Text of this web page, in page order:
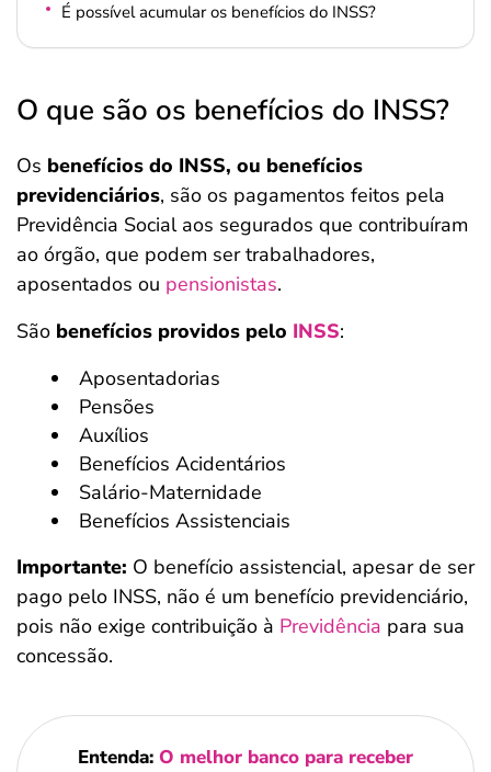
É possível acumular os benefícios do INSS?
O que são os benefícios do INSS?
Os benefícios do INSS, ou benefícios
previdenciários, são os pagamentos feitos pela
Previdência Social aos segurados que contribuíram
ao órgão, que podem ser trabalhadores,
aposentados ou pensionistas.
São benefícios providos pelo INSS:
Aposentadorias
Pensões
Auxílios
Benefícios Acidentários
Salário-Maternidade
Benefícios Assistenciais
Importante: O benefício assistencial, apesar de ser
pago pelo INSS, não é um benefício previdenciário,
pois não exige contribuição à Previdência para sua
concessão.
Entenda: O melhor banco para receber